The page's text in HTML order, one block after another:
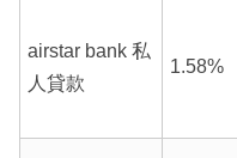
airstar bank 私
人貸款
1.58%